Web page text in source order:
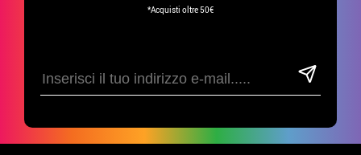
*Acquisti oltre 50€